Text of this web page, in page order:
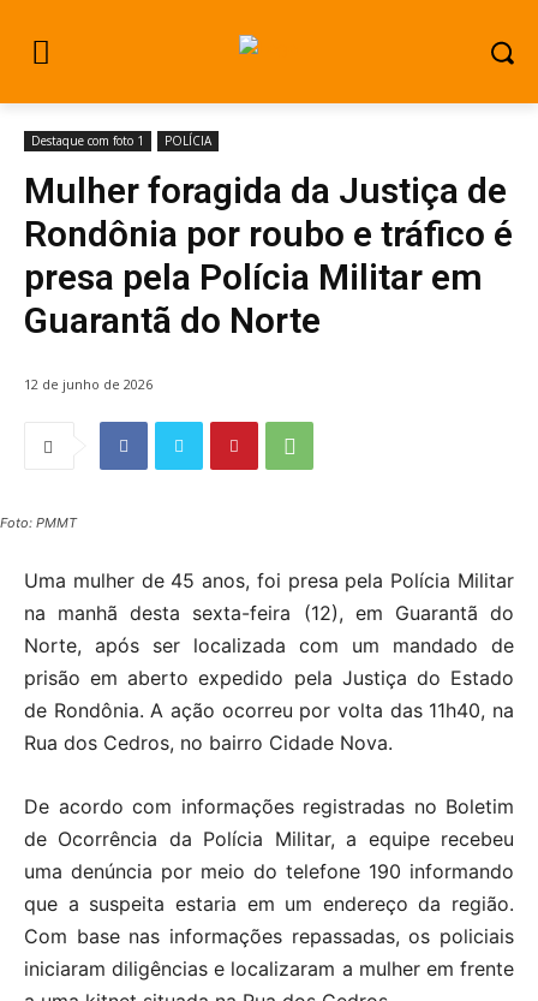
Destaque com foto 1 POLÍCIA
Mulher foragida da Justiça de
Rondônia por roubo e tráfico é
presa pela Polícia Militar em
Guarantã do Norte
12 de junho de 2026
Foto: PMMT
Uma mulher de 45 anos, foi presa pela Polícia Militar
na manhã desta sexta-feira (12), em Guarantã do
Norte, após ser localizada com um mandado de
prisão em aberto expedido pela Justiça do Estado
de Rondônia. A ação ocorreu por volta das 11h40, na
Rua dos Cedros, no bairro Cidade Nova.
De acordo com informações registradas no Boletim
de Ocorrência da Polícia Militar, a equipe recebeu
uma denúncia por meio do telefone 190 informando
que a suspeita estaria em um endereço da região.
Com base nas informações repassadas, os policiais
iniciaram diligências e localizaram a mulher em frente